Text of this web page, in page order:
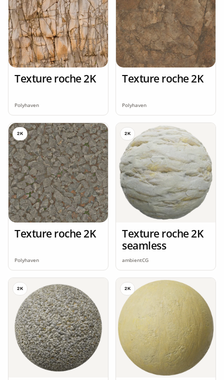
Texture roche 2K
Polyhaven
Texture roche 2K
Polyhaven
2K
Texture roche 2K
Polyhaven
2K
Texture roche 2K
seamless
ambientCG
2K 2K